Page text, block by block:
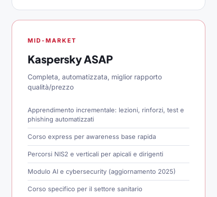
MID-MARKET
Kaspersky ASAP
Completa, automatizzata, miglior rapporto
qualità/prezzo
Apprendimento incrementale: lezioni, rinforzi, test e
phishing automatizzati
Corso express per awareness base rapida
Percorsi NIS2 e verticali per apicali e dirigenti
Modulo AI e cybersecurity (aggiornamento 2025)
Corso specifico per il settore sanitario